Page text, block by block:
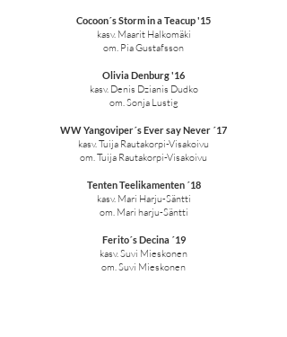
Cocoon´s Storm in a Teacup '15
kasv. Maarit Halkomäki
om. Pia Gustafsson
Olivia Denburg '16
kasv. Denis Dzianis Dudko
om. Sonja Lustig
WW Yangoviper´s Ever say Never ´17
kasv. Tuija Rautakorpi-Visakoivu
om. Tuija Rautakorpi-Visakoivu
Tenten Teelikamenten ´18
kasv. Mari Harju-Säntti
om. Mari harju-Säntti
Ferito´s Decina ´19
kasv. Suvi Mieskonen
om. Suvi Mieskonen